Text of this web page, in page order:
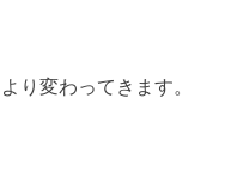
り変わってきます。